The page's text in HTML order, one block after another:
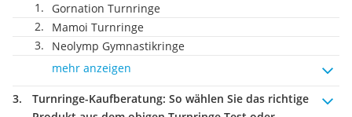
Gornation Turnringe
Mamoi Turnringe
Neolymp Gymnastikringe
mehr anzeigen
Turnringe-Kaufberatung: So wählen Sie das richtige